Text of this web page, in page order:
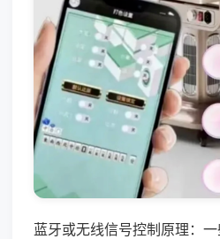
蓝牙或无线信号控制原理：